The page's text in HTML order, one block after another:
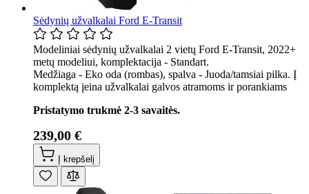
Sėdynių užvalkalai Ford E-Transit
Modeliniai sėdynių užvalkalai 2 vietų Ford E-Transit, 2022+
metų modeliui, komplektacija - Standart.
Medžiaga - Eko oda (rombas), spalva - Juoda/tamsiai pilka. Į
komplektą įeina užvalkalai galvos atramoms ir porankiams
Pristatymo trukmė 2-3 savaitės.
239,00 €
Į krepšelį